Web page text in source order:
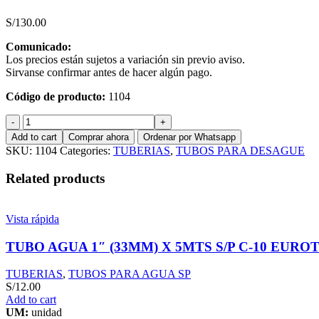
S/130.00
Comunicado:
Los precios están sujetos a variación sin previo aviso.
Sirvanse confirmar antes de hacer algún pago.
Código de producto: 1104
TUBO
DESAGUE
8''
x
5Mts
SAL
Add to cart Comprar ahora Ordenar por Whatsapp
SKU: 1104 Categories: TUBERIAS, TUBOS PARA DESAGUE
Related products
Vista rápida
TUBO AGUA 1″ (33MM) X 5MTS S/P C-10
TUBERIAS, TUBOS PARA AGUA SP
S/12.00
Add to cart
UM: unidad